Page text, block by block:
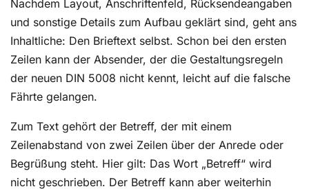
Nachdem Layout, Anschriftenfeld, Rücksendeangaben
und sonstige Details zum Aufbau geklärt sind, geht ans
Inhaltliche: Den Brieftext selbst. Schon bei den ersten
Zeilen kann der Absender, der die Gestaltungsregeln
der neuen DIN 5008 nicht kennt, leicht auf die falsche
Fährte gelangen.
Zum Text gehört der Betreff, der mit einem
Zeilenabstand von zwei Zeilen über der Anrede oder
Begrüßung steht. Hier gilt: Das Wort „Betreff“ wird
nicht geschrieben. Der Betreff kann aber weiterhin